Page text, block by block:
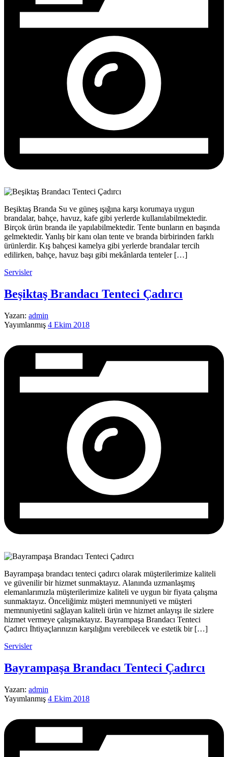
Beşiktaş Branda Su ve güneş ışığına karşı korumaya uygun
brandalar, bahçe, havuz, kafe gibi yerlerde kullanılabilmektedir.
Birçok ürün branda ile yapılabilmektedir. Tente bunların en başında
gelmektedir. Yanlış bir kanı olan tente ve branda birbirinden farklı
ürünlerdir. Kış bahçesi kamelya gibi yerlerde brandalar tercih
edilirken, bahçe, havuz başı gibi mekânlarda tenteler […]
Servisler
Beşiktaş Brandacı Tenteci Çadırcı
Yazarı: admin
Yayımlanmış 4 Ekim 2018
Bayrampaşa brandacı tenteci çadırcı olarak müşterilerimize kaliteli
ve güvenilir bir hizmet sunmaktayız. Alanında uzmanlaşmış
elemanlarımızla müşterilerimize kaliteli ve uygun bir fiyata çalışma
sunmaktayız. Önceliğimiz müşteri memnuniyeti ve müşteri
memnuniyetini sağlayan kaliteli ürün ve hizmet anlayışı ile sizlere
hizmet vermeye çalışmaktayız. Bayrampaşa Brandacı Tenteci
Çadırcı İhtiyaçlarınızın karşılığını verebilecek ve estetik bir […]
Servisler
Bayrampaşa Brandacı Tenteci Çadırcı
Yazarı: admin
Yayımlanmış 4 Ekim 2018